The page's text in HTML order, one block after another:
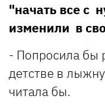
"начать все с
изменили в
- Попросила бы
детстве в
читала бы.